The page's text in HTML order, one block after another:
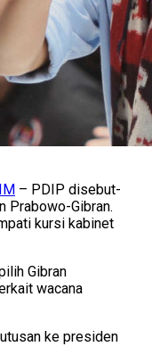
– PDIP disebut-
Prabowo-Gibran.
kursi kabinet
Gibran
wacana
ke presiden